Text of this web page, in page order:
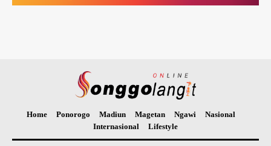
Home Ponorogo Madiun Magetan Ngawi
Nasional
Internasional
Lifestyle